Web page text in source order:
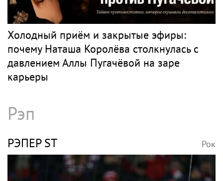
Холодный приём и закрытые эфиры:
почему Наташа Королёва столкнулась с
давлением Аллы Пугачёвой на заре
карьеры
Рэп
РЭПЕР ST Рок